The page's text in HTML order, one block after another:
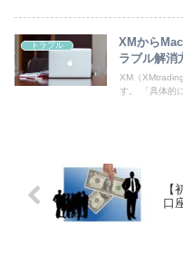
トラブル
XMから
ラブル解消
XM（
す。 「具体的
【
口